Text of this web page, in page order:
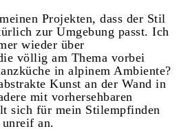
Projekten, dass der Stil
zur Umgebung passt. Ich
wieder über
völlig am Thema vorbei
in alpinem Ambiente?
Kunst an der Wand in
mit vorhersehbaren
sich für mein Stilempfinden
unreif an.